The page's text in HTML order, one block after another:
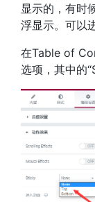
显示的，有时
浮显示。可以
在Table of
选项，其中的